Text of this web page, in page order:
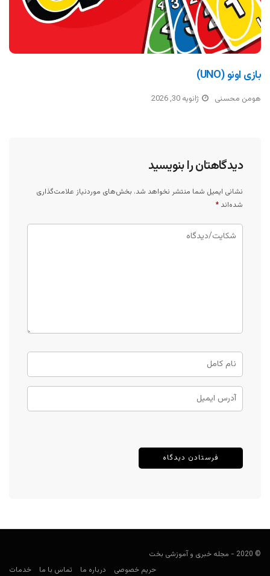
بازی اونو (UNO)
هومن محسنی ژانویه 30, 2026
دیدگاهتان را بنویسید
نشانی ایمیل شما منتشر نخواهد شد. بخش‌های موردنیاز علامت‌گذاری
شده‌اند *
© 2020 - مجله خبری و آموزشی بخت
حریم خصوصی
درباره ما تماس با ما خدمات